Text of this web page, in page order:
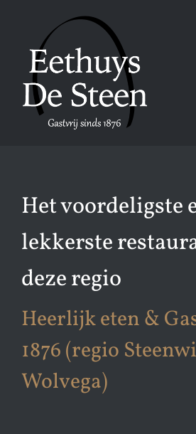
inhoud
Het voordeligste
lekkerste
deze regio
Heerlijk eten &
1876 (regio
Wolvega)